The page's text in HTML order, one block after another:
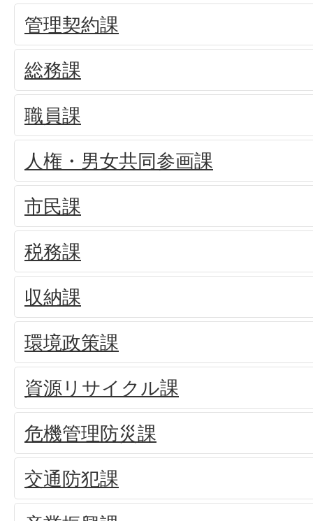
管理契約課
総務課
職員課
人権・男女共同参画課
市民課
税務課
収納課
環境政策課
資源リサイクル課
危機管理防災課
交通防犯課